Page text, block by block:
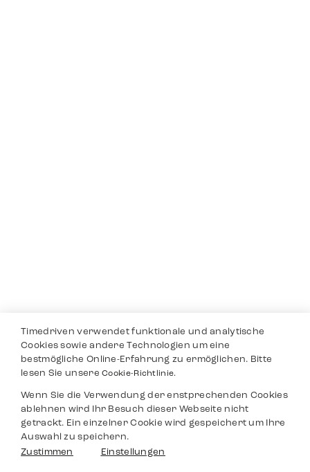
Timedriven verwendet funktionale und analytische
Cookies sowie andere Technologien um eine
bestmögliche Online-Erfahrung zu ermöglichen. Bitte
lesen Sie unsereCookie-Richtlinie.
Wenn Sie die Verwendung der enstprechenden Cookies
ablehnen wird Ihr Besuch dieser Webseite nicht
getrackt. Ein einzelner Cookie wird gespeichert um Ihre
Auswahl zu speichern.
Zustimmen
Einstellungen